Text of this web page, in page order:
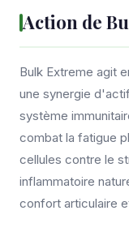
Action de
Bulk Extreme agit
une synergie
système
combat la fatigue
cellules contre le
inflammatoire
confort articulaire